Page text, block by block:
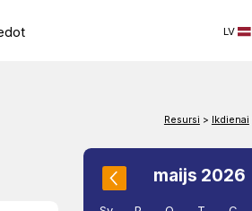
LV
Resursi > Ikdienai
maijs 2026